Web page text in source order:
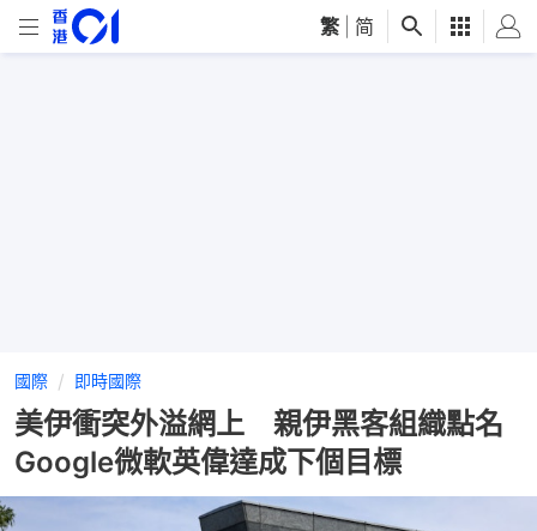
繁 简
國際 即時國際
美伊衝突外溢網上 親伊黑客組織點名
Google微軟英偉達成下個目標